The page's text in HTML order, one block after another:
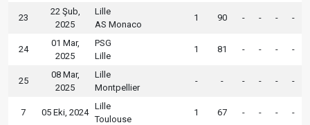
23
22 Şub,
2025
Lille
AS Monaco
1 90 - - - -
24
01 Mar,
2025
PSG
Lille
1 81 - - - -
25
08 Mar,
2025
Lille
Montpellier
- - - - - -
7 05 Eki, 2024
Lille
Toulouse
1 67 - - - -